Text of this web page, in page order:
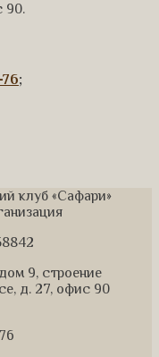
90.
;
клуб «Сафари»
9, строение
д. 27, офис 90